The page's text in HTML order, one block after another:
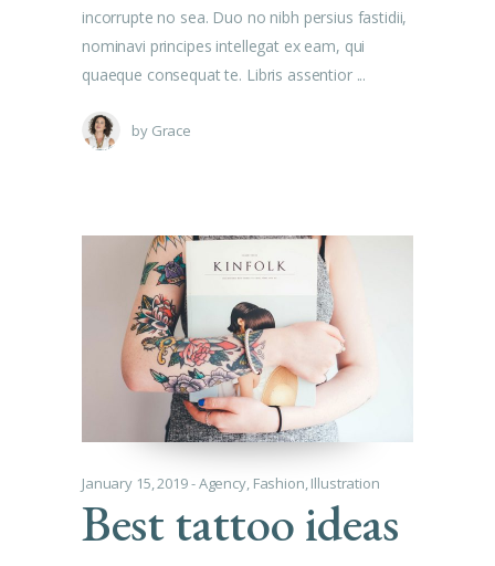
incorrupte no sea. Duo no nibh persius fastidii,
nominavi principes intellegat ex eam, qui
quaeque consequat te. Libris assentior
by Grace
January 15, 2019 Agency, Fashion,Illustration
Best tattoo ideas